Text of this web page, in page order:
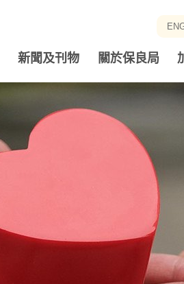
新聞及刊物 關於保良局